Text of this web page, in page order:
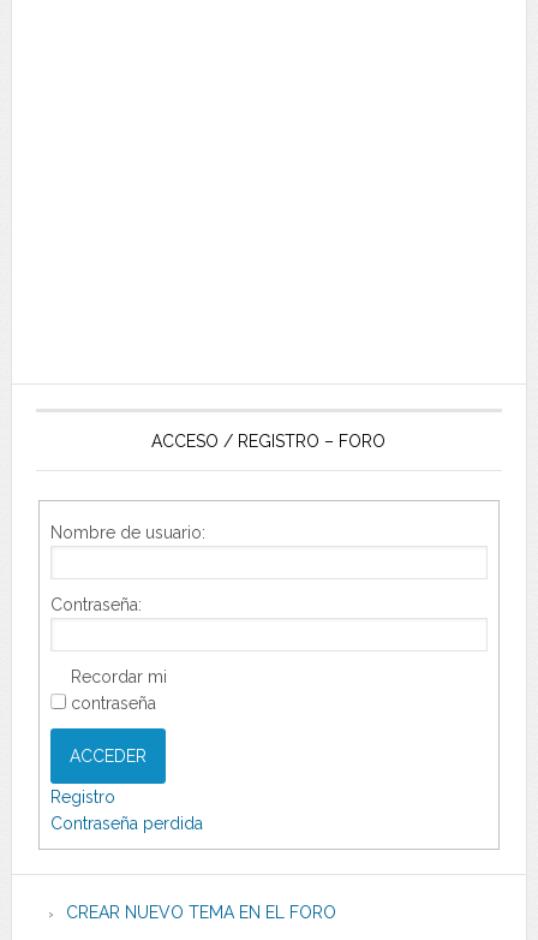
ACCESO / REGISTRO – FORO
Nombre de usuario:
Contraseña:
Recordar mi
contraseña
ACCEDER
Registro
Contraseña perdida
CREAR NUEVO TEMA EN EL FORO